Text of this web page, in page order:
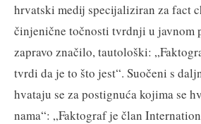
hrvatski medij specijaliziran za fact
činjenične točnosti tvrdnji u javnom
zapravo značilo, tautološki:
tvrdi da je to što jest“. Suočeni s
hvataju se za postignuća kojima se
nama“: „Faktograf je član